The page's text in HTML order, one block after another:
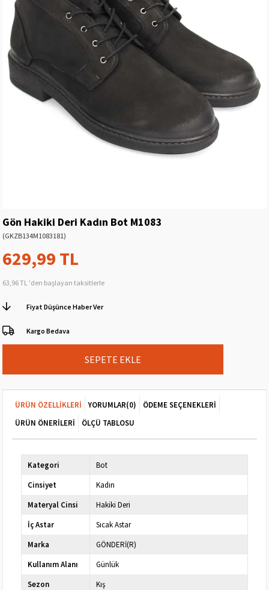
Gön Hakiki Deri Kadın Bot M1083
(GKZB134M1083181)
629,99 TL
63,96 TL 'den başlayan taksitlerle
Fiyat Düşünce Haber Ver
Kargo Bedava
ÜRÜN ÖZELLIKLERI YORUMLAR(0)
ÖDEME SEÇENEKLERI
ÜRÜN ÖNERILERI
ÖLÇÜ TABLOSU
Kategori
Bot
Cinsiyet
Kadın
Materyal Cinsi
Hakiki Deri
İç Astar
Sıcak Astar
Marka
GÖNDERİ(R)
Kullanım Alanı
Günlük
Sezon
Kış